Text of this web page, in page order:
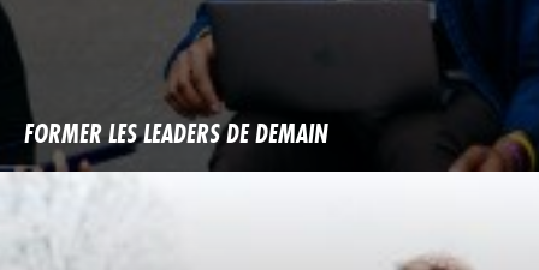
FORMER LES LEADERS DE DEMAIN